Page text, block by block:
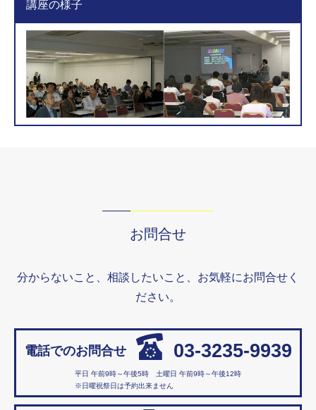
講座の様子
お問合せ
分からないこと、相談したいこと、お気軽にお問合せく
ださい。
電話でのお問合せ 03-3235-9939
平日 午前9時～午後5時 土曜日 午前9時～午後12時
※日曜祝祭日は予約出来ません